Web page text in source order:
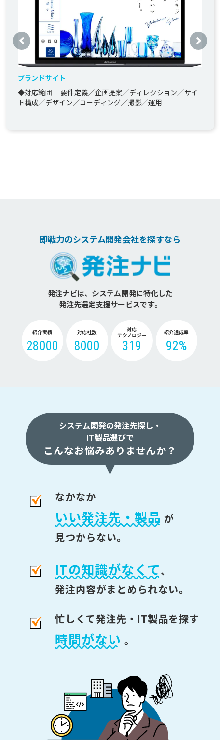
ブランドサイト
◆対応範囲 要件定義／企画提案／ディレクション／サイ
ト構成／デザイン／コーディング／撮影／運用
即戦力のシステム開発会社を探すなら
発注ナビは、システム開発に特化した
発注先選定支援サービスです。
紹介実績
28000
対応社数
8000
対応
テクノロジー
319
紹介達成率
92%
システム開発の発注先探し・
IT製品選びで
こんなお悩みありませんか？
なかなか
いい発注先・製品 が
見つからない。
ITの知識がなくて、
発注内容がまとめられない。
忙しくて発注先・IT製品を探す
時間がない 。